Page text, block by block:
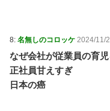
8: 名無しのコロッケ 2024/11/
なぜ会社が従業員の育
正社員甘えすぎ
日本の癌